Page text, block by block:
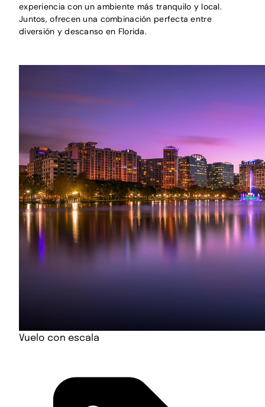
experiencia con un ambiente más tranquilo y local.
Juntos, ofrecen una combinación perfecta entre
diversión y descanso en Florida.
Vuelo con escala